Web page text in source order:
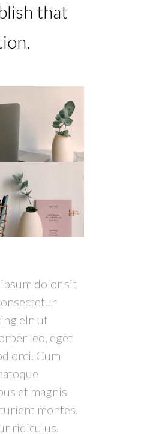
that
dolor sit
eln ut
leo, eget
orci. Cum
et magnis
montes,
ridiculus.